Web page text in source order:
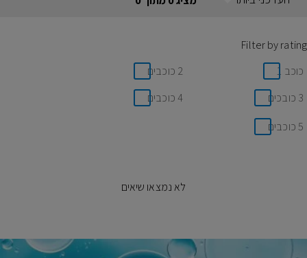
Filter by rating
כוכב 1
2 כוכבים
3 כובכים
4 כוכבים
5 כוכבים
לא נמצאו שיאים